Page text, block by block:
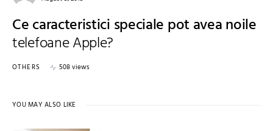
Ce caracteristici speciale pot avea noile
telefoane Apple?
OTHERS 508 views
YOU MAY ALSO LIKE